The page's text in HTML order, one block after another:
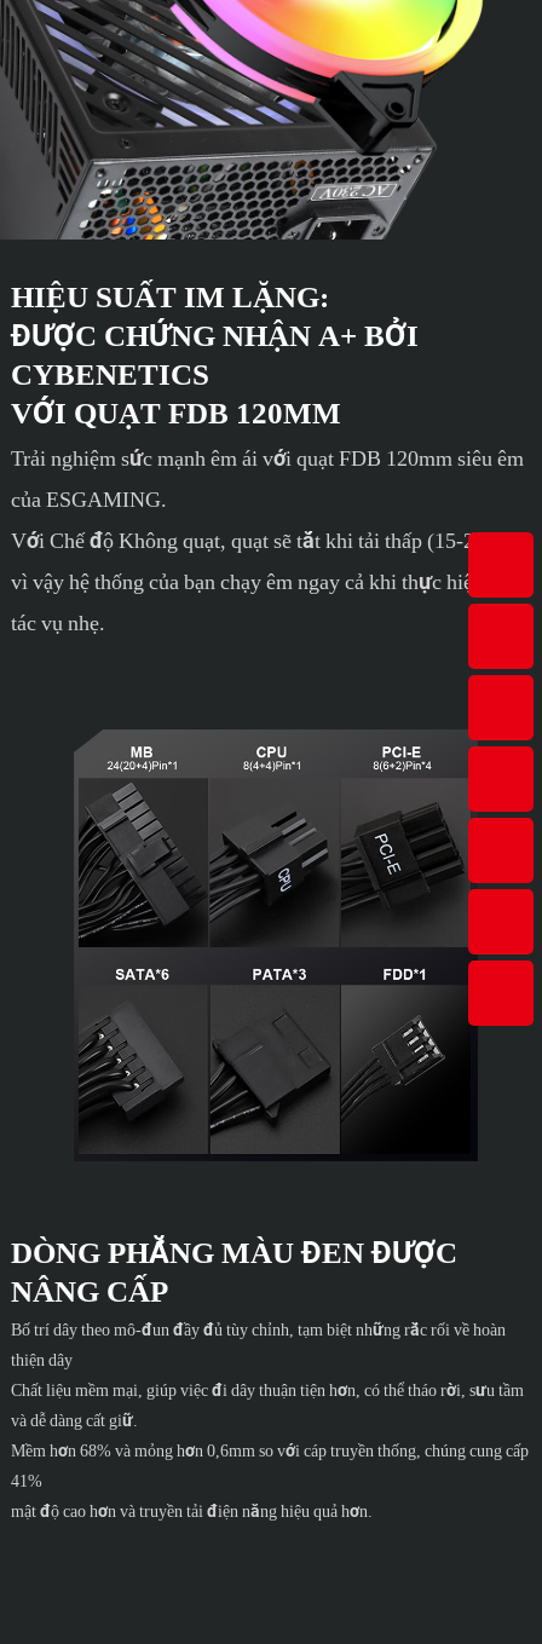
HIỆU SUẤT IM LẶNG:
ĐƯỢC CHỨNG NHẬN A+ BỞI
CYBENETICS
VỚI QUẠT FDB 120MM
Trải nghiệm sức mạnh êm ái với quạt FDB 120mm siêu êm
của ESGAMING.
Với Chế độ Không quạt, quạt sẽ tắt khi tải thấp (15-20%),
vì vậy hệ thống của bạn chạy êm ngay cả khi thực hiện các
tác vụ nhẹ.
DÒNG PHẲNG MÀU ĐEN ĐƯỢC
NÂNG CẤP
Bố trí dây theo mô-đun đầy đủ tùy chỉnh, tạm biệt những rắc rối về hoàn
thiện dây
Chất liệu mềm mại, giúp việc đi dây thuận tiện hơn, có thể tháo rời, sưu tầm
và dễ dàng cất giữ.
Mềm hơn 68% và mỏng hơn 0,6mm so với cáp truyền thống, chúng cung cấp
41%
mật độ cao hơn và truyền tải điện năng hiệu quả hơn.